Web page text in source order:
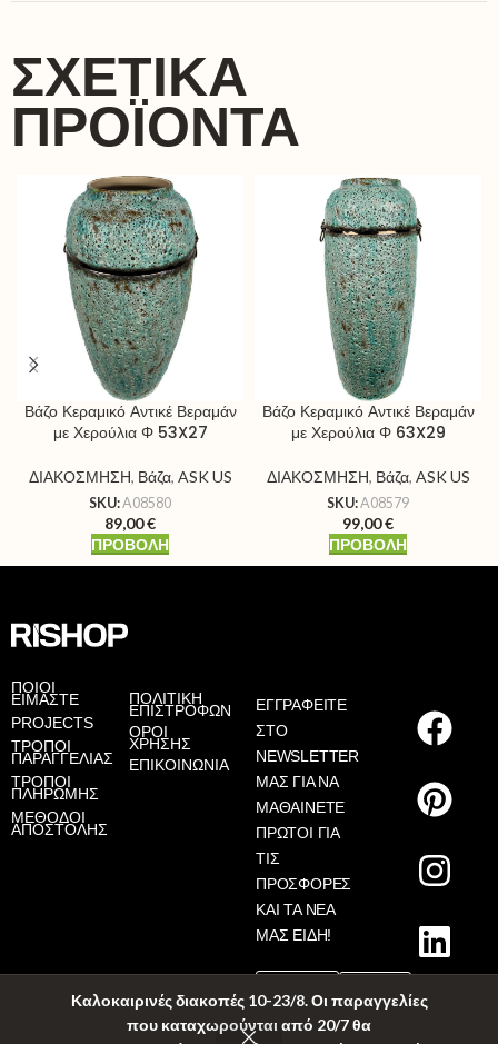
Καλοκαιρινές διακοπές 10-23/8. Οι παραγγελίες
που καταχωρούνται από 20/7 θα
ΣΧΕΤΙΚΆ
ΠΡΟΪΌΝΤΑ
Βάζο Κεραμικό Αντικέ Βεραμάν
με Χερούλια Φ 53X27
ΔΙΑΚΟΣΜΗΣΗ, Βάζα, ASK US
SKU:A08580
89,00€
ΠΡΟΒΟΛΉ
Βάζο Κεραμικό Αντικέ Βεραμάν
με Χερούλια Φ 63X29
ΔΙΑΚΟΣΜΗΣΗ, Βάζα, ASK US
SKU:A08579
99,00€
ΠΡΟΒΟΛΉ
ΠΟΙΟΙ
ΕΙΜΑΣΤΕ
PROJECTS
ΤΡΟΠΟΙ
ΠΑΡΑΓΓΕΛΙΑΣ
ΤΡΟΠΟΙ
ΠΛΗΡΩΜΗΣ
ΜΕΘΟΔΟΙ
ΑΠΟΣΤΟΛΗΣ
ΠΟΛΙΤΙΚΗ
ΕΠΙΣΤΡΟΦΩΝ
ΟΡΟΙ
ΧΡΗΣΗΣ
ΕΠΙΚΟΙΝΩΝΙΑ
ΕΓΓΡΑΦΕΙΤΕ
ΣΤΟ
NEWSLETTER
ΜΑΣ ΓΙΑ ΝΑ
ΜΑΘΑΙΝΕΤΕ
ΠΡΩΤΟΙ ΓΙΑ
ΤΙΣ
ΠΡΟΣΦΟΡΕΣ
ΚΑΙ ΤΑ ΝΕΑ
ΜΑΣ ΕΙΔΗ!